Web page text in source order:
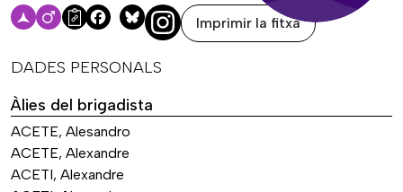
Facebook
Bluesky Imprimir la fitxa
DADES PERSONALS
Àlies del brigadista
ACETE, Alesandro
ACETE, Alexandre
ACETI, Alexandre